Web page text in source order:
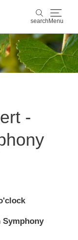
search Menu
search
-
Symphony